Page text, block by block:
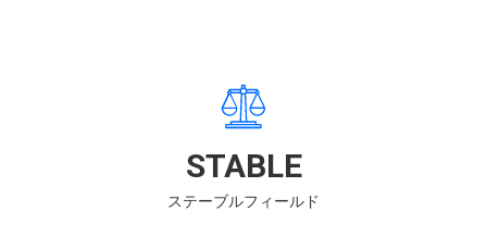
STABLE
ステーブルフィールド